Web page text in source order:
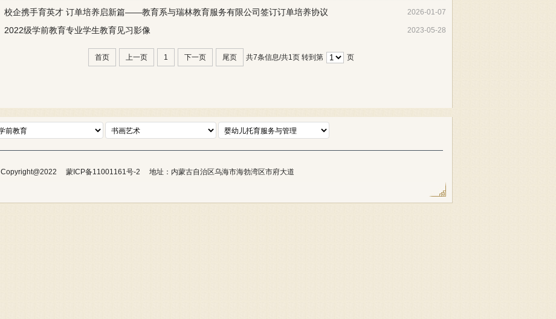
2026-01-07
校企携手育英才 订单培养启新篇——教育系与瑞林教育服务有限公司签订订单培养协议
2023-05-28
2022级学前教育专业学生教育见习影像
首页 上一页 1 下一页 尾页 共7条信息/共1页 转到第 页
Copyright@2022     蒙ICP备11001161号-2     地址：内蒙古自治区乌海市海勃湾区市府大道